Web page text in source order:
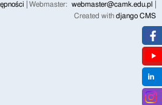
Webmaster:
webmaster@camk.edu.pl
Created with django CMS